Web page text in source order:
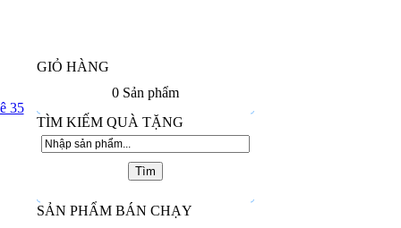
35
GIỎ HÀNG
0Sản phẩm
TÌM KIẾM QUÀ TẶNG
SẢN PHẨM BÁN CHẠY